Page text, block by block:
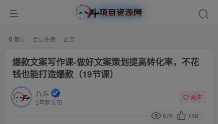
首页 会员免费 正文
爆款文案写作课-做好文案策划提高转化率，不花
钱也能打造爆款（19节课）
八斗
2年前发布
关注
878 159